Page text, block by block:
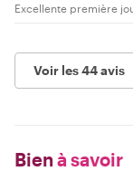
Excellente première
Voir les 44 avis
Bien à savoir